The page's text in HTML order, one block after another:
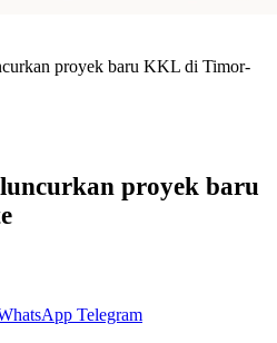
proyek baru KKL di Timor-
proyek baru
Telegram